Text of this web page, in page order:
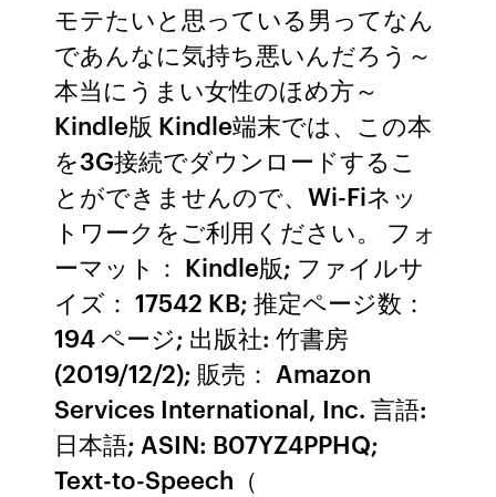
モテたいと思っている男ってなん
であんなに気持ち悪いんだろう～
本当にうまい女性のほめ方～
Kindle版 Kindle端末では、この本
を3G接続でダウンロードするこ
とができませんので、Wi-Fiネッ
トワークをご利用ください。 フォ
ーマット： Kindle版; ファイルサ
イズ： 17542 KB; 推定ページ数：
194 ページ; 出版社: 竹書房
(2019/12/2); 販売： Amazon
Services International, Inc. 言語:
日本語; ASIN: B07YZ4PPHQ;
Text-to-Speech（